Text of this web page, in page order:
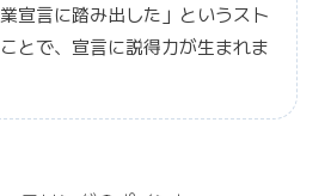
宣言に踏み出した」というスト
とで、宣言に説得力が生まれま